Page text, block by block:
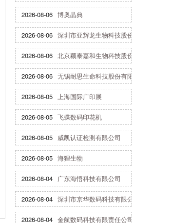
2026-08-06 博奥晶典
2026-08-06 深圳市亚辉龙生物科技股份有限公司
2026-08-06 北京颖泰嘉和生物科技股份有限公司
2026-08-06 无锡耐思生命科技股份有限公司
2026-08-05 上海国际广印展
2026-08-05 飞蝶数码印花机
2026-08-05 威凯认证检测有限公司
2026-08-05 海狸生物
2026-08-04 广东海悟科技有限公司
2026-08-04 深圳市京华数码科技有限公司
2026-08-04 金航数码科技有限责任公司